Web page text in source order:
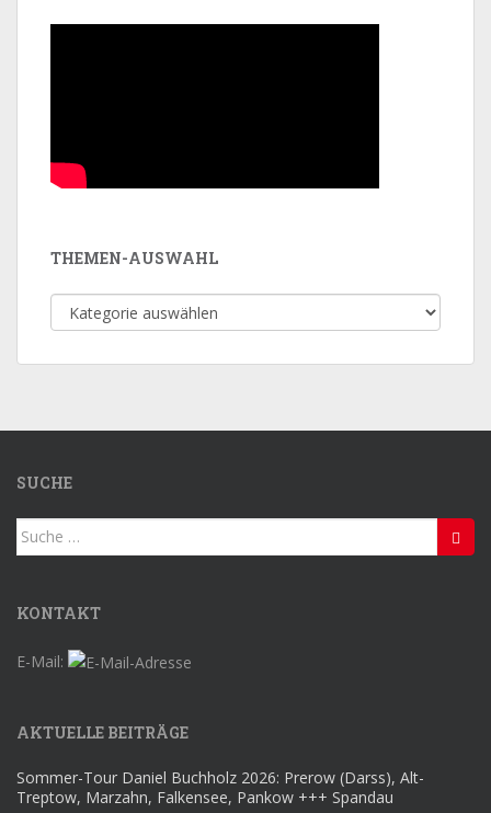
THEMEN-AUSWAHL
Themen-
Auswahl
SUCHE
Suche
nach:
KONTAKT
E-Mail:
AKTUELLE BEITRÄGE
Sommer-Tour Daniel Buchholz 2026: Prerow (Darss), Alt-
Treptow, Marzahn, Falkensee, Pankow +++ Spandau